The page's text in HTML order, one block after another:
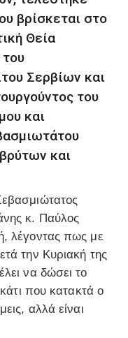
βρίσκεται στο
Θεία
Σερβίων και
του
και
και
κ. Παύλος
λέγοντας πως με
την Κυριακή της
να δώσει το
που κατακτά ο
αλλά είναι